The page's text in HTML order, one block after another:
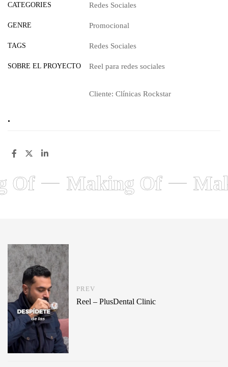
CATEGORIES Redes Sociales
GENRE Promocional
TAGS Redes Sociales
SOBRE EL PROYECTO Reel para redes sociales
Cliente: Clínicas Rockstar
.
Of Making Of
PREV
Reel – PlusDental Clinic